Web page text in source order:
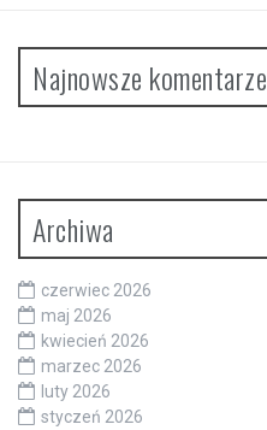
Najnowsze komentarze
Archiwa
czerwiec 2026
maj 2026
kwiecień 2026
marzec 2026
luty 2026
styczeń 2026